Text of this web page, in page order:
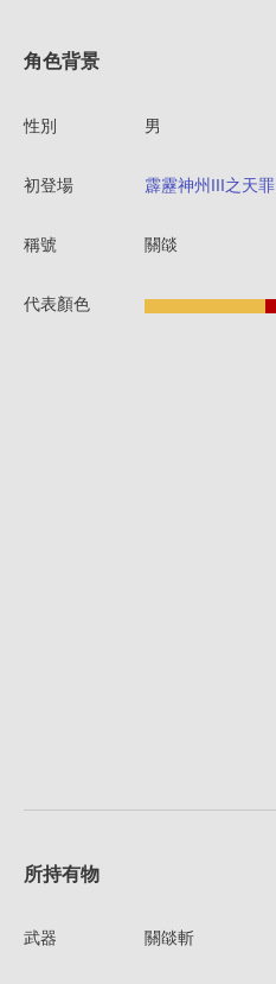
角色背景
性別 男
初登場 霹靂神州III之天罪
稱號 關燄
代表顏色
所持有物
武器 關燄斬